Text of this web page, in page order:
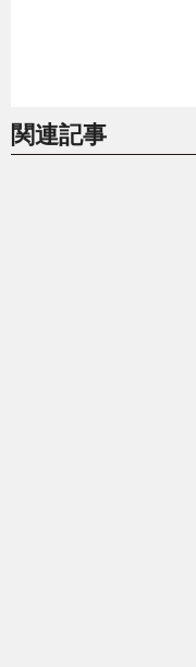
関連記事